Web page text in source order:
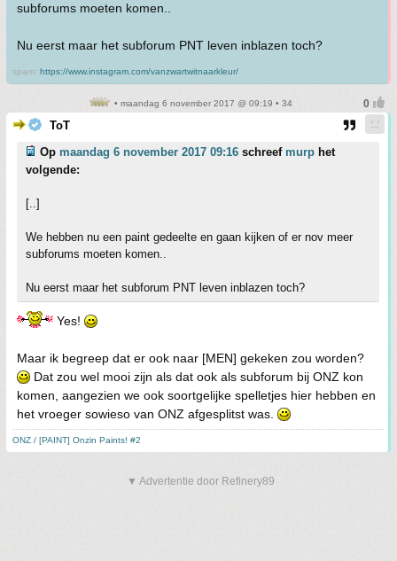
subforums moeten komen..
Nu eerst maar het subforum PNT leven inblazen toch?
spam: https://www.instagram.com/vanzwartwitnaarkleur/
• maandag 6 november 2017 @ 09:19 • 34
ToT
Op maandag 6 november 2017 09:16 schreef murp het
volgende:
[..]
We hebben nu een paint gedeelte en gaan kijken of er nov meer
subforums moeten komen..
Nu eerst maar het subforum PNT leven inblazen toch?
Yes!
Maar ik begreep dat er ook naar [MEN] gekeken zou worden?
Dat zou wel mooi zijn als dat ook als subforum bij ONZ kon
komen, aangezien we ook soortgelijke spelletjes hier hebben en
het vroeger sowieso van ONZ afgesplitst was.
ONZ / [PAINT] Onzin Paints! #2
▼ Advertentie door Refinery89